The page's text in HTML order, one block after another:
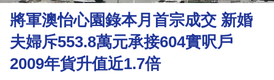
理
財
商
業
將軍澳怡心園錄本月首宗成交 新婚
夫婦斥553.8萬元承接604實呎戶
2009年貨升值近1.7倍